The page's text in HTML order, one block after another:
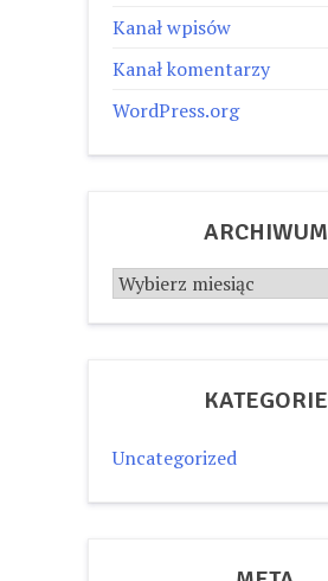
Kanał wpisów
Kanał komentarzy
WordPress.org
ARCHIWUM
Archiwum
KATEGORIE
Uncategorized